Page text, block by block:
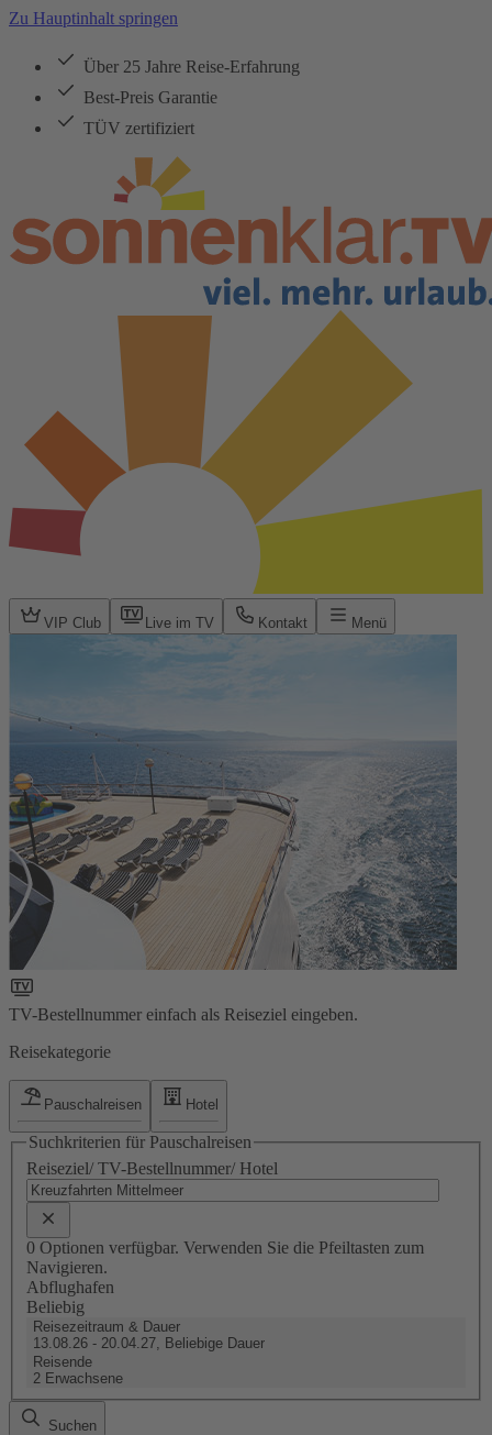
Zu Hauptinhalt springen
Über 25 Jahre Reise-Erfahrung
Best-Preis Garantie
TÜV zertifiziert
VIP Club Live im TV Kontakt Menü
TV-Bestellnummer einfach als Reiseziel eingeben.
Reisekategorie
Pauschalreisen Hotel
Suchkriterien für Pauschalreisen
Reiseziel/ TV-Bestellnummer/ Hotel
0 Optionen verfügbar. Verwenden Sie die Pfeiltasten zum
Navigieren.
Abflughafen
Beliebig
Reisezeitraum & Dauer
13.08.26 - 20.04.27, Beliebige Dauer
Reisende
2 Erwachsene
Suchen